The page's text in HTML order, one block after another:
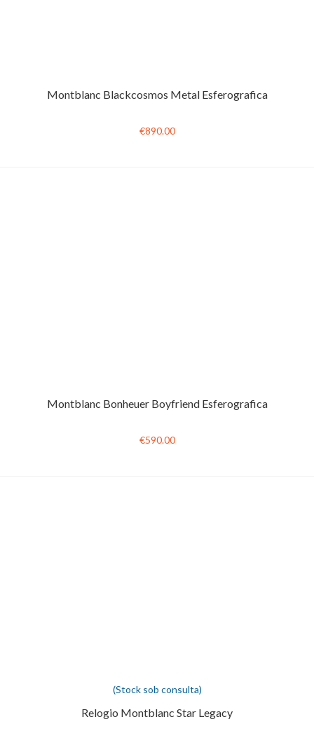
Montblanc Blackcosmos Metal Esferografica
€890.00
Montblanc Bonheuer Boyfriend Esferografica
€590.00
(Stock sob consulta)
Relogio Montblanc Star Legacy